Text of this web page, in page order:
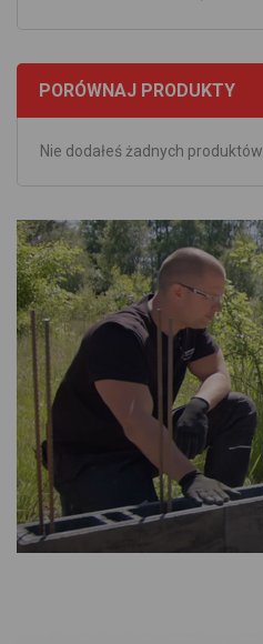
PORÓWNAJ PRODUKTY
Nie dodałeś żadnych